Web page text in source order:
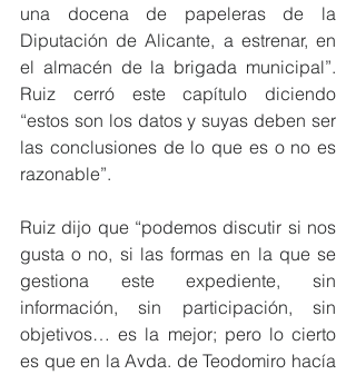
una docena de papeleras de la
Diputación de Alicante, a estrenar, en
el almacén de la brigada municipal”.
Ruiz cerró este capítulo diciendo
“estos son los datos y suyas deben ser
las conclusiones de lo que es o no es
razonable”.
Ruiz dijo que “podemos discutir si nos
gusta o no, si las formas en la que se
gestiona este expediente, sin
información, sin participación, sin
objetivos… es la mejor; pero lo cierto
es que en la Avda. de Teodomiro hacía